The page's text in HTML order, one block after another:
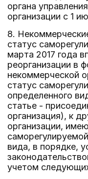
органа
организации с 1
8.
статус
марта 2017 года
реорганизации в
некоммерческой
статус
определенного
статье -
организация), к
организации,
вида, в порядке,
учетом